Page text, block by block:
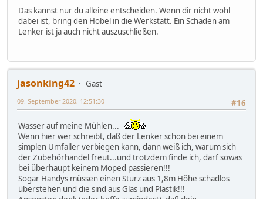
Das kannst nur du alleine entscheiden. Wenn dir nicht wohl
dabei ist, bring den Hobel in die Werkstatt. Ein Schaden am
Lenker ist ja auch nicht auszuschließen.
jasonking42
Gast
#16
09. September 2020, 12:51:30
Wasser auf meine Mühlen...
Wenn hier wer schreibt, daß der Lenker schon bei einem
simplen Umfaller verbiegen kann, dann weiß ich, warum sich
der Zubehörhandel freut...und trotzdem finde ich, darf sowas
bei überhaupt keinem Moped passieren!!!
Sogar Handys müssen einen Sturz aus 1,8m Höhe schadlos
überstehen und die sind aus Glas und Plastik!!!